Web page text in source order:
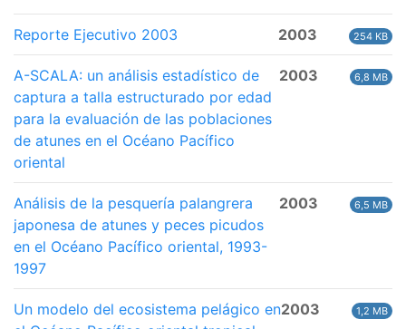
Reporte Ejecutivo 2003 2003 254 KB
A-SCALA: un análisis estadístico de
captura a talla estructurado por edad
para la evaluación de las poblaciones
de atunes en el Océano Pacífico
oriental
2003 6,8 MB
Análisis de la pesquería palangrera
japonesa de atunes y peces picudos
en el Océano Pacífico oriental, 1993-
1997
2003 6,5 MB
Un modelo del ecosistema pelágico en2003 1,2 MB